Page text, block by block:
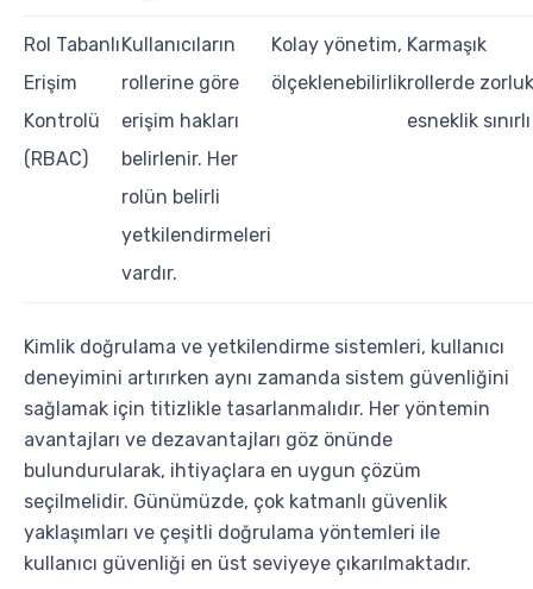
Rol Tabanlı
Erişim
Kontrolü
(RBAC)
Kullanıcıların
rollerine göre
erişim hakları
belirlenir. Her
rolün belirli
yetkilendirmeleri
vardır.
Kolay yönetim,
ölçeklenebilirlik
Karmaşık
rollerde
esneklik sınırlı
Kimlik doğrulama ve yetkilendirme sistemleri, kullanıcı
deneyimini artırırken aynı zamanda sistem güvenliğini
sağlamak için titizlikle tasarlanmalıdır. Her yöntemin
avantajları ve dezavantajları göz önünde
bulundurularak, ihtiyaçlara en uygun çözüm
seçilmelidir. Günümüzde, çok katmanlı güvenlik
yaklaşımları ve çeşitli doğrulama yöntemleri ile
kullanıcı güvenliği en üst seviyeye çıkarılmaktadır.